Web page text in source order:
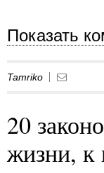
Показать
Tamriko
20
жизни, к